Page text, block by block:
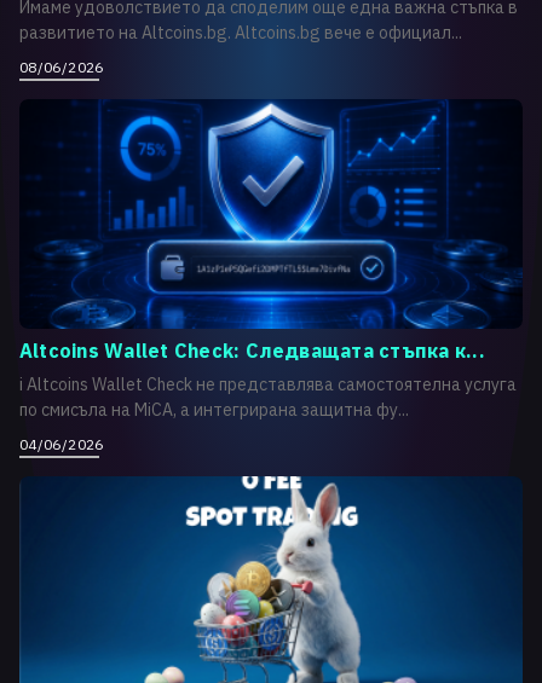
Имаме удоволствието да споделим още една важна стъпка в
развитието на Altcoins.bg. Altcoins.bg вече е официал...
08/06/2026
Altcoins Wallet Check: Следващата стъпка к...
i Altcoins Wallet Check не представлява самостоятелна услуга
по смисъла на MiCA, а интегрирана защитна фу...
04/06/2026